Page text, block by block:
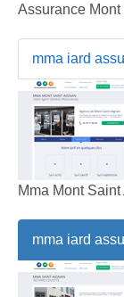
Assurance
mma iard
Mma Mont Saint
mma iard